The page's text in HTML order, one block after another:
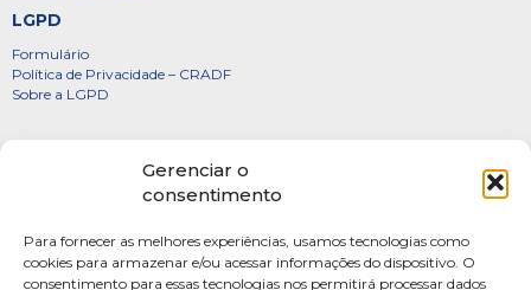
Gerenciar o
consentimento
Para fornecer as melhores experiências, usamos tecnologias como
cookies para armazenar e/ou acessar informações do dispositivo. O
consentimento para essas tecnologias nos permitirá processar dados
LGPD
Formulário
Política de Privacidade – CRADF
Sobre a LGPD
Diretoria